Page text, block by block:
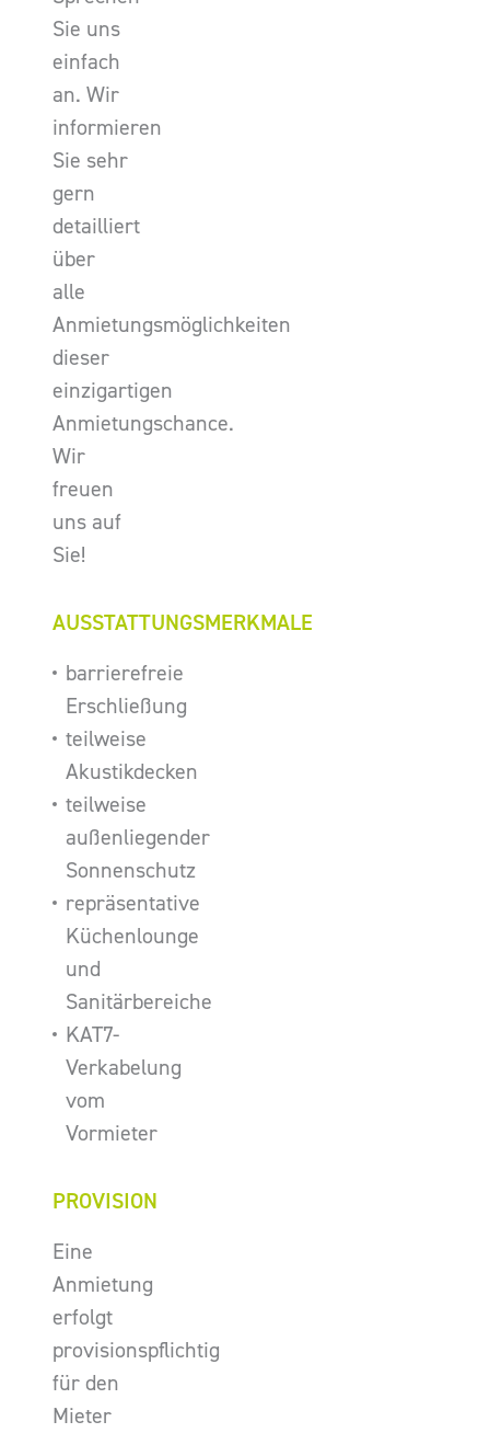
Sie uns
einfach
an. Wir
informieren
Sie sehr
gern
detailliert
über
alle
Anmietungsmöglichkeiten
dieser
einzigartigen
Anmietungschance.
Wir
freuen
uns auf
Sie!
AUSSTATTUNGSMERKMALE
barrierefreie
Erschließung
teilweise
Akustikdecken
teilweise
außenliegender
Sonnenschutz
repräsentative
Küchenlounge
und
Sanitärbereiche
KAT7-
Verkabelung
vom
Vormieter
PROVISION
Eine
Anmietung
erfolgt
provisionspflichtig
für den
Mieter